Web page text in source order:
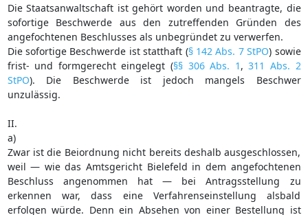
Die Staatsanwaltschaft ist gehört worden und beantragte, die
sofortige Beschwerde aus den zutreffenden Gründen des
angefochtenen Beschlusses als unbegründet zu verwerfen.
Die sofortige Beschwerde ist statthaft (§ 142 Abs. 7 StPO) sowie
frist- und formgerecht eingelegt (§§ 306 Abs. 1 ,311 Abs. 2
StPO). Die Beschwerde ist jedoch mangels Beschwer
unzulässig.
II.
a)
Zwar ist die Beiordnung nicht bereits deshalb ausgeschlossen,
weil — wie das Amtsgericht Bielefeld in dem angefochtenen
Beschluss angenommen hat — bei Antragsstellung zu
erkennen war, dass eine Verfahrenseinstellung alsbald
erfolgen würde. Denn ein Absehen von einer Bestellung ist